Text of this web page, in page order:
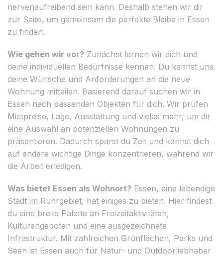
nervenaufreibend sein kann. Deshalb stehen wir dir
zur Seite, um gemeinsam die perfekte Bleibe in Essen
zu finden.
Wie gehen wir vor? Zunächst lernen wir dich und
deine individuellen Bedürfnisse kennen. Du kannst uns
deine Wünsche und Anforderungen an die neue
Wohnung mitteilen. Basierend darauf suchen wir in
Essen nach passenden Objekten für dich. Wir prüfen
Mietpreise, Lage, Ausstattung und vieles mehr, um dir
eine Auswahl an potenziellen Wohnungen zu
präsentieren. Dadurch sparst du Zeit und kannst dich
auf andere wichtige Dinge konzentrieren, während wir
die Arbeit erledigen.
Was bietet Essen als Wohnort? Essen, eine lebendige
Stadt im Ruhrgebiet, hat einiges zu bieten. Hier findest
du eine breite Palette an Freizeitaktivitäten,
Kulturangeboten und eine ausgezeichnete
Infrastruktur. Mit zahlreichen Grünflächen, Parks und
Seen ist Essen auch für Natur- und Outdoorliebhaber